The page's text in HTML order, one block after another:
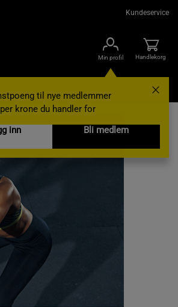
Kundeservice
Min profil
til nye medlemmer
krone du handler for
inn
Bli medlem
Handlekorg
Gavekort